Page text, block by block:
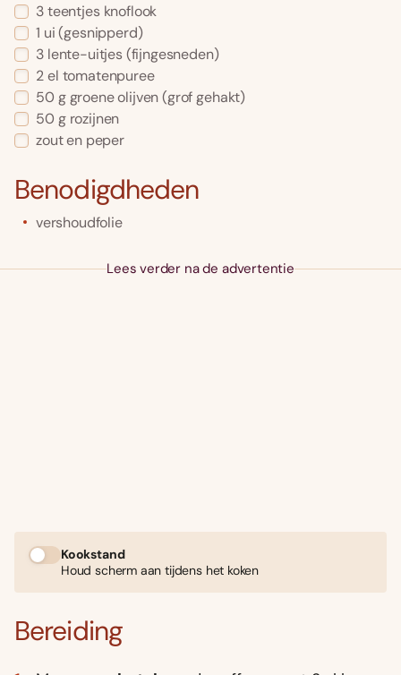
3teentjes knoflook
1 ui(gesnipperd)
3 lente-uitjes(fijngesneden)
2el tomatenpuree
50 g groene olijven(grof gehakt)
50 g rozijnen
zout en peper
Benodigdheden
vershoudfolie
Lees verder na de advertentie
Kookstand
Houd scherm aan tijdens het koken
Bereiding